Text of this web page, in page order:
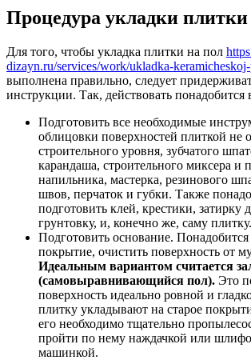
Процедура укладки плитки
Для того, чтобы укладка плитки на пол
dizayn.ru/services/work/ukladka-
выполнена правильно, следует
инструкции. Так, действовать понадобится
Подготовить все необходимые
облицовки поверхностей плиткой не
строительного уровня, зубчатого
карандаша, строительного миксера и
напильника, мастерка, резинового
швов, перчаток и губки. Также
подготовить клей, крестики, затирку
грунтовку, и, конечно же, саму плитку.
Подготовить основание. Понадобится
покрытие, очистить поверхность от
Идеальным вариантом считается
(самовыравнивающийся пол). Это
поверхность идеально ровной и
плитку укладывают на старое
его необходимо тщательно
пройти по нему наждачкой или
машинкой.